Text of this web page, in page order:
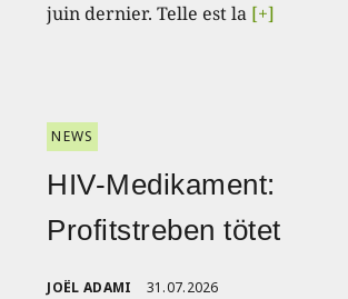
juin dernier. Telle est la [+]
NEWS
HIV-Medikament:
Profitstreben tötet
JOËL ADAMI 31.07.2026